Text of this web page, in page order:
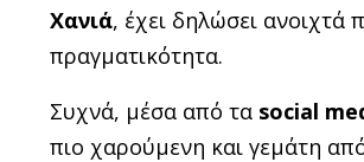
Χανιά, έχει δηλώσει ανοιχτά
πραγματικότητα.
Συχνά, μέσα από τα social
πιο χαρούμενη και γεμάτη